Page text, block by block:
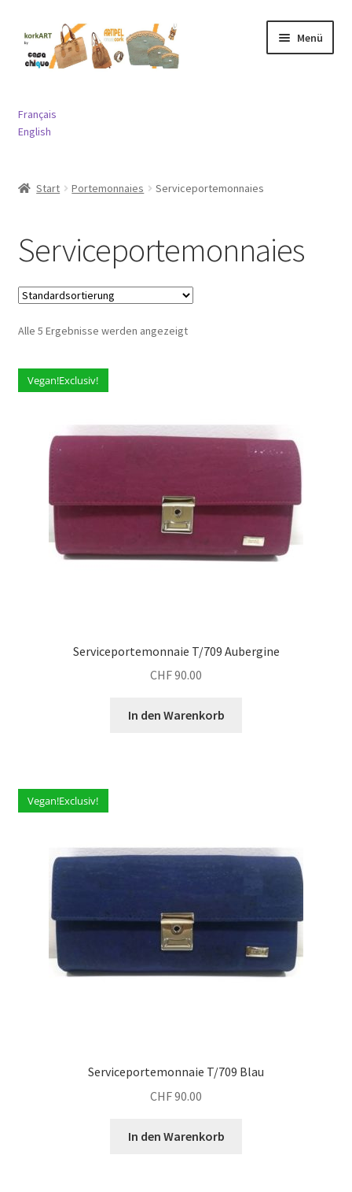
Zur
Navigation
springen
Springe
zum
Inhalt
Menü
Portemonnaies
Serviceportemonnaies
Münzbörsen
Diverses
Français
English
Start Portemonnaies Serviceportemonnaies
Serviceportemonnaies
Alle 5 Ergebnisse werden angezeigt
Vegan!Exclusiv!
Serviceportemonnaie T/709 Aubergine
CHF90.00
In den Warenkorb
Vegan!Exclusiv!
Serviceportemonnaie T/709 Blau
CHF90.00
In den Warenkorb